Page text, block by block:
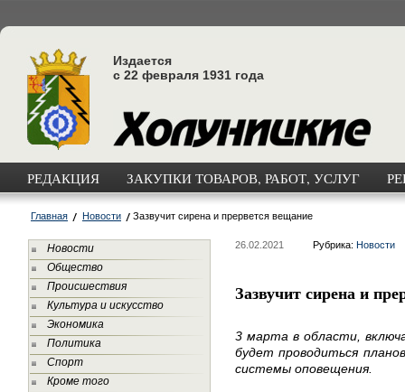
Издается
с 22 февраля 1931 года
РЕДАКЦИЯ ЗАКУПКИ ТОВАРОВ, РАБОТ, УСЛУГ
Главная Новости Зазвучит сирена и прервется вещание
Новости
Общество
Происшествия
Культура и искусство
Экономика
Политика
Спорт
Кроме того
26.02.2021 Рубрика: Новости
Зазвучит сирена и
3 марта в области,
будет проводиться
системы оповещения.